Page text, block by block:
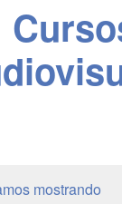
mostrando